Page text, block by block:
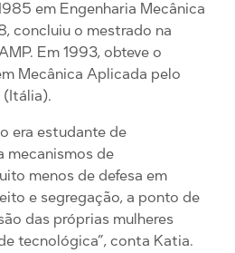
em Engenharia Mecânica
concluiu o mestrado na
Em 1993, obteve o
Mecânica Aplicada pelo
(Itália).
era estudante de
mecanismos de
menos de defesa em
e segregação, a ponto de
das próprias mulheres
tecnológica”, conta Katia.